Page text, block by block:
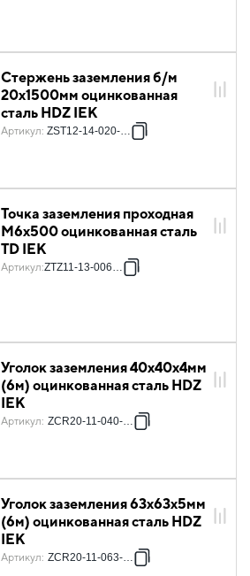
Стержень заземления б/м
20х1500мм оцинкованная
сталь HDZ IEK
Артикул: ZST12-14-020-001
Точка заземления проходная
М6х500 оцинкованная сталь
TD IEK
Артикул:ZTZ11-13-006-05
Уголок заземления 40х40х4мм
(6м) оцинкованная сталь HDZ
IEK
Артикул: ZCR20-11-040-006
Уголок заземления 63х63х5мм
(6м) оцинкованная сталь HDZ
IEK
Артикул: ZCR20-11-063-006